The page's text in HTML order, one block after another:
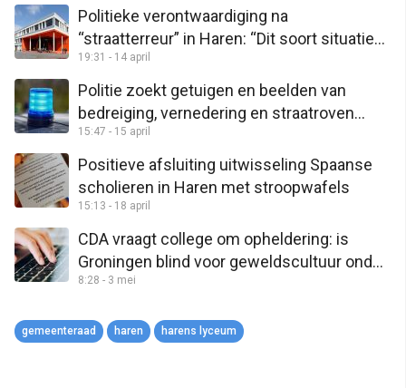
Politieke verontwaardiging na
“straatterreur” in Haren: “Dit soort situaties
zijn onacceptabel”
19:31 - 14 april
Politie zoekt getuigen en beelden van
bedreiging, vernedering en straatroven
tegen scholieren en
uitwisselingsstudenten in Haren
15:47 - 15 april
Positieve afsluiting uitwisseling Spaanse
scholieren in Haren met stroopwafels
15:13 - 18 april
CDA vraagt college om opheldering: is
Groningen blind voor geweldscultuur onder
jeugd?
8:28 - 3 mei
gemeenteraad haren harens lyceum